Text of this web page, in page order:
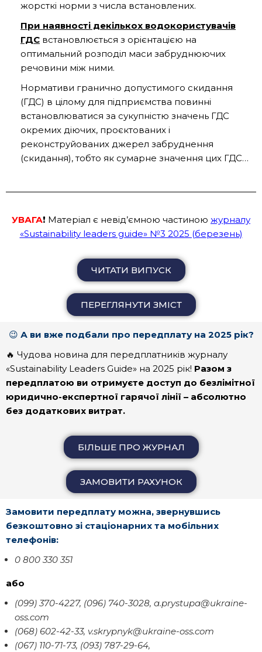
жорсткі норми з числа встановлених.
При наявності декількох водокористувачів
ГДС встановлюється з орієнтацією на
оптимальний розподіл маси забруднюючих
речовини між ними.
Нормативи гранично допустимого скидання
(ГДС) в цілому для підприємства повинні
встановлюватися за сукупністю значень ГДС
окремих діючих, проєктованих і
реконструйованих джерел забруднення
(скидання), тобто як сумарне значення цих ГДС…
УВАГА❗️ Матеріал є невід’ємною частиною журналу
«Sustainability leaders guide» №3 2025 (березень)
ЧИТАТИ ВИПУСК
ПЕРЕГЛЯНУТИ ЗМІСТ
😉 А ви вже подбали про передплату на 2025 рік?
🔥 Чудова новина для передплатників журналу
«Sustainability Leaders Guide» на 2025 рік! Разом з
передплатою ви отримуєте доступ до безлімітної
юридично-експертної гарячої лінії – абсолютно
без додаткових витрат.
БІЛЬШЕ ПРО ЖУРНАЛ
ЗАМОВИТИ РАХУНОК
Замовити передплату можна, звернувшись
безкоштовно зі стаціонарних та мобільних
телефонів:
0 800 330 351
або
(099) 370-4227, (096) 740-3028, a.prystupa@ukraine-
oss.com
(068) 602-42-33, v.skrypnyk@ukraine-oss.com
(067) 110-71-73, (093) 787-29-64,